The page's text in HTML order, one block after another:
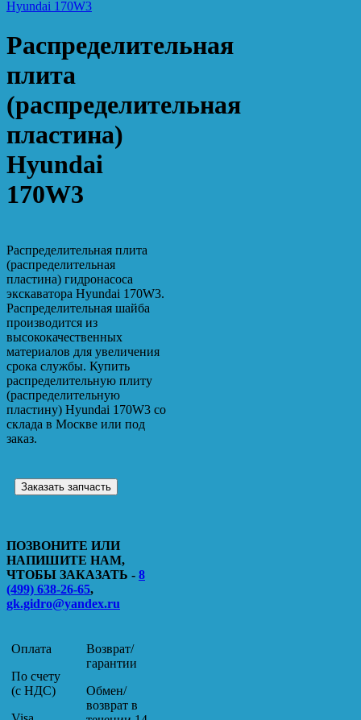
Распределительная
плита
(распределительная
пластина)
Hyundai
170W3
Распределительная плита
(распределительная
пластина) гидронасоса
экскаватора Hyundai 170W3.
Распределительная шайба
производится из
высококачественных
материалов для увеличения
срока службы. Купить
распределительную плиту
(распределительную
пластину) Hyundai 170W3 со
склада в Москве или под
заказ.
Заказать запчасть
ПОЗВОНИТЕ ИЛИ
НАПИШИТЕ НАМ,
ЧТОБЫ ЗАКАЗАТЬ - 8
(499) 638-26-65,
gk.gidro@yandex.ru
Оплата
По счету
(с НДС)
Возврат/
гарантии
Обмен/
возврат в